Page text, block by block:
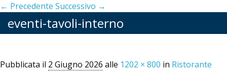
← Precedente Successivo →
eventi-tavoli-interno
Pubblicata il 2 Giugno 2026 alle 1202 × 800 in Ristorante